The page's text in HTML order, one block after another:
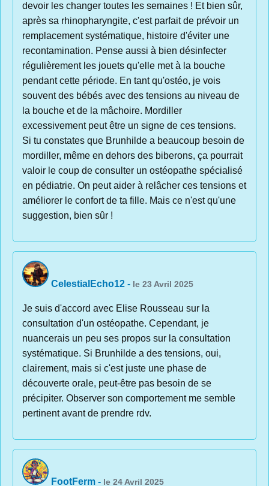
devoir les changer toutes les semaines ! Et bien sûr,
après sa rhinopharyngite, c'est parfait de prévoir un
remplacement systématique, histoire d'éviter une
recontamination. Pense aussi à bien désinfecter
régulièrement les jouets qu'elle met à la bouche
pendant cette période. En tant qu'ostéo, je vois
souvent des bébés avec des tensions au niveau de
la bouche et de la mâchoire. Mordiller
excessivement peut être un signe de ces tensions.
Si tu constates que Brunhilde a beaucoup besoin de
mordiller, même en dehors des biberons, ça pourrait
valoir le coup de consulter un ostéopathe spécialisé
en pédiatrie. On peut aider à relâcher ces tensions et
améliorer le confort de ta fille. Mais ce n'est qu'une
suggestion, bien sûr !
CelestialEcho12 - le 23 Avril 2025
Je suis d'accord avec Elise Rousseau sur la
consultation d'un ostéopathe. Cependant, je
nuancerais un peu ses propos sur la consultation
systématique. Si Brunhilde a des tensions, oui,
clairement, mais si c'est juste une phase de
découverte orale, peut-être pas besoin de se
précipiter. Observer son comportement me semble
pertinent avant de prendre rdv.
FootFerm - le 24 Avril 2025